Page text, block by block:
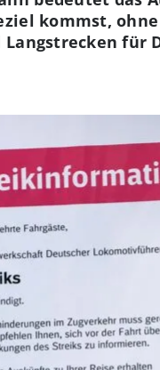
kommst,
für